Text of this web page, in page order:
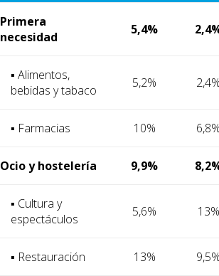
Primera
necesidad
5,4%
▪ Alimentos,
bebidas y tabaco
5,2%
▪ Farmacias 10%
Ocio y hostelería 9,9%
▪ Cultura y
espectáculos
5,6% 13%
▪ Restauración 13%